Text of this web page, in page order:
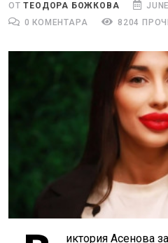
ОТTЕОДОРА БОЖКОВА
0 КОМЕНТАРА
8204
иктория Асенова